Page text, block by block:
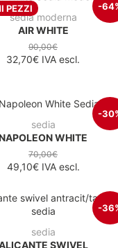
PEZZI -
sedia moderna
AIR WHITE
90,00€
32,70€ IVA escl.
-
sedia
WHITE
70,00€
49,10€IVA escl.
-
sedia
SWIVEL